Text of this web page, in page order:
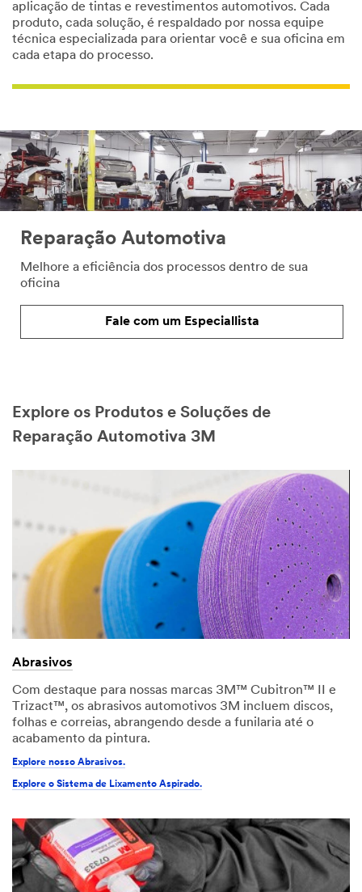
aplicação de tintas e revestimentos automotivos. Cada
produto, cada solução, é respaldado por nossa equipe
técnica especializada para orientar você e sua oficina em
cada etapa do processo.
Reparação Automotiva
Melhore a eficiência dos processos dentro de sua
oficina
Fale com um Especiallista
Explore os Produtos e Soluções de
Reparação Automotiva 3M
Abrasivos
Com destaque para nossas marcas 3M™ Cubitron™ II e
Trizact™, os abrasivos automotivos 3M incluem discos,
folhas e correias, abrangendo desde a funilaria até o
acabamento da pintura.
Explore nosso Abrasivos.
Explore o Sistema de Lixamento Aspirado.